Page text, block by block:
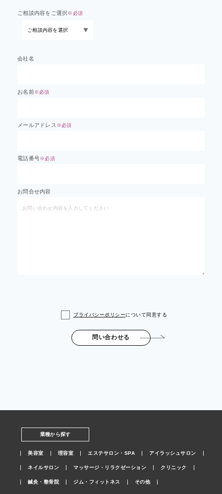
ご相談内容をご選択※必須
会社名
お名前※必須
メールアドレス ※必須
電話番号※必須
お問合せ内容
プライバシーポリシーについて同意する
問い合わせる
業種から探す
美容室 理容室 エステサロン・SPA アイラッシュサロン
ネイルサロン マッサージ・リラクゼーション クリニック
鍼灸・整骨院 ジム・フィットネス その他